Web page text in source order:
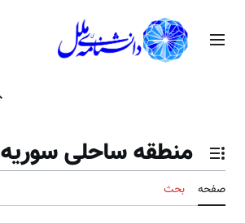
محتوامنوی اصلی
تغییر وضعیت فهرست محتویات
منطقه ساحلی سوریه
صفحه بحث